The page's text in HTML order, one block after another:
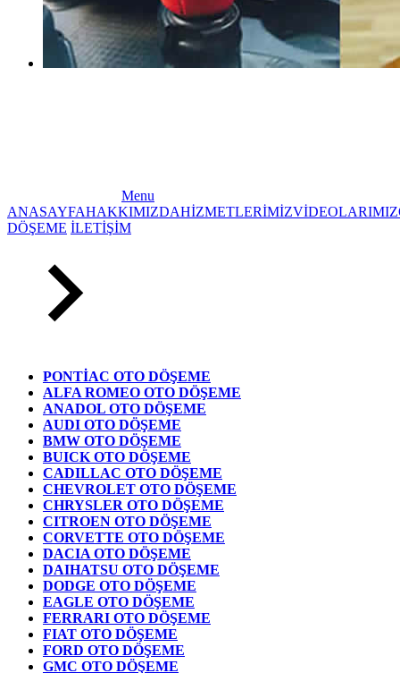
Menu
ANASAYFAHAKKIMIZDAHİZMETLERİMİZVİDEOLARIMIZ
DÖŞEME İLETİŞİM
PONTİAC OTO DÖŞEME
ALFA ROMEO OTO DÖŞEME
ANADOL OTO DÖŞEME
AUDI OTO DÖŞEME
BMW OTO DÖŞEME
BUICK OTO DÖŞEME
CADILLAC OTO DÖŞEME
CHEVROLET OTO DÖŞEME
CHRYSLER OTO DÖŞEME
CITROEN OTO DÖŞEME
CORVETTE OTO DÖŞEME
DACIA OTO DÖŞEME
DAIHATSU OTO DÖŞEME
DODGE OTO DÖŞEME
EAGLE OTO DÖŞEME
FERRARI OTO DÖŞEME
FIAT OTO DÖŞEME
FORD OTO DÖŞEME
GMC OTO DÖŞEME